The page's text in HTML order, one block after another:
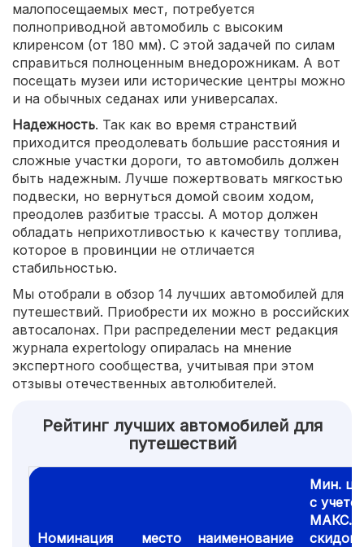
малопосещаемых мест, потребуется
полноприводной автомобиль с высоким
клиренсом (от 180 мм). С этой задачей по силам
справиться полноценным внедорожникам. А вот
посещать музеи или исторические центры можно
и на обычных седанах или универсалах.
Надежность. Так как во время странствий
приходится преодолевать большие расстояния и
сложные участки дороги, то автомобиль должен
быть надежным. Лучше пожертвовать мягкостью
подвески, но вернуться домой своим ходом,
преодолев разбитые трассы. А мотор должен
обладать неприхотливостью к качеству топлива,
которое в провинции не отличается
стабильностью.
Мы отобрали в обзор 14 лучших автомобилей для
путешествий. Приобрести их можно в российских
автосалонах. При распределении мест редакция
журнала expertology опиралась на мнение
экспертного сообщества, учитывая при этом
отзывы отечественных автолюбителей.
Рейтинг лучших автомобилей для
путешествий
Номинация место наименование
Мин.
с
МАКС.
скидок